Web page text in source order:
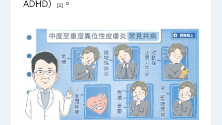
ADHD）[2] 。